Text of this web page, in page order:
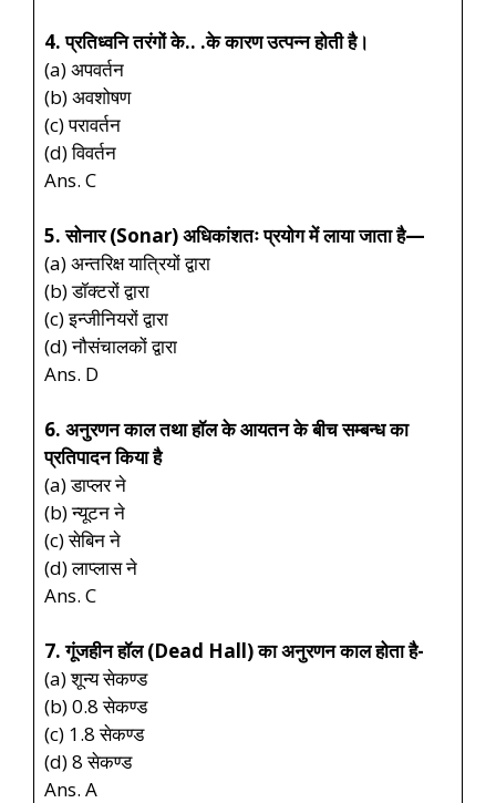
4. प्रतिध्वनि तरंगों के.. .के कारण उत्पन्न होती है।
(a) अपवर्तन
(b) अवशोषण
(c) परावर्तन
(d) विवर्तन
Ans. C
5. सोनार (Sonar) अधिकांशतः प्रयोग में लाया जाता है—
(a) अन्तरिक्ष यात्रियों द्वारा
(b) डॉक्टरों द्वारा
(c) इन्जीनियरों द्वारा
(d) नौसंचालकों द्वारा
Ans. D
6. अनुरणन काल तथा हॉल के आयतन के बीच सम्बन्ध का
प्रतिपादन किया है
(a) डाप्लर ने
(b) न्यूटन ने
(c) सेबिन ने
(d) लाप्लास ने
Ans. C
7. गूंजहीन हॉल (Dead Hall) का अनुरणन काल होता है-
(a) शून्य सेकण्ड
(b) 0.8 सेकण्ड
(c) 1.8 सेकण्ड
(d) 8 सेकण्ड
Ans. A